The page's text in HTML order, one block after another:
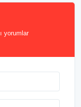
yorumlar